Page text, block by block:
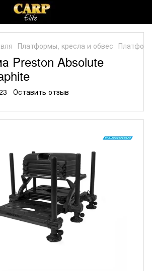
Платформы, кресла и обвес
Preston Absolute
Оставить отзыв